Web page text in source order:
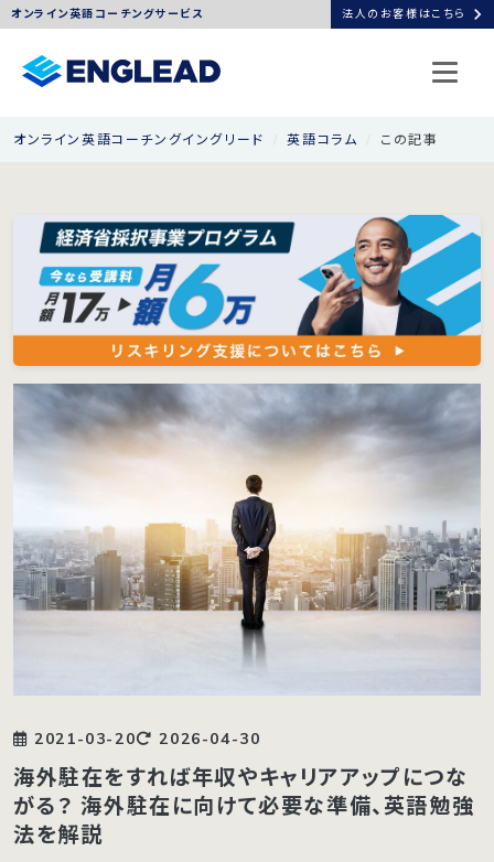
オンライン英語コーチングサービス 法人のお客様はこちら chevron_right
オンライン英語コーチングイングリード 英語コラム この記事
2021-03-20 2026-04-30
海外駐在をすれば年収やキャリアアップにつな
がる？ 海外駐在に向けて必要な準備、英語勉強
法を解説